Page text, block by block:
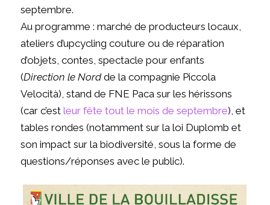
septembre.
Au programme : marché de producteurs locaux,
ateliers d’upcycling couture ou de réparation
d’objets, contes, spectacle pour enfants
(Direction le Nordde la compagnie Piccola
Velocità), stand de FNE Paca sur les hérissons
(car c’est leur fête tout le mois de septembre), et
tables rondes (notamment sur la loi Duplomb et
son impact sur la biodiversité, sous la forme de
questions/réponses avec le public).